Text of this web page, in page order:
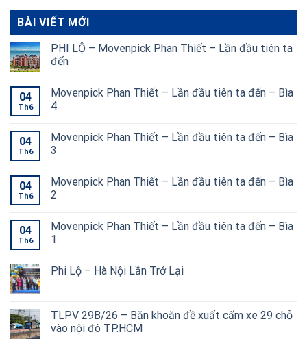
BÀI VIẾT MỚI
PHI LỘ – Movenpick Phan Thiết – Lần đầu tiên ta
đến
04
Th6
Movenpick Phan Thiết – Lần đầu tiên ta đến – Bìa
4
04
Th6
Movenpick Phan Thiết – Lần đầu tiên ta đến – Bìa
3
04
Th6
Movenpick Phan Thiết – Lần đầu tiên ta đến – Bìa
2
04
Th6
Movenpick Phan Thiết – Lần đầu tiên ta đến – Bìa
1
Phi Lộ – Hà Nội Lần Trở Lại
TLPV 29B/26 – Băn khoăn đề xuất cấm xe 29 chỗ
vào nội đô TP.HCM